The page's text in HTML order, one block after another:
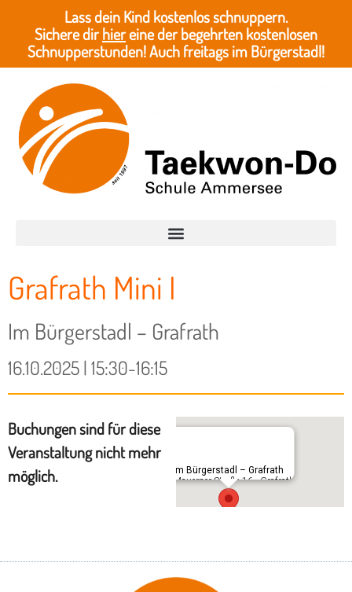
Lass dein Kind kostenlos schnuppern.
Sichere dirhiereine der begehrten kostenlosen
Schnupperstunden! Auch freitags im Bürgerstadl!
Grafrath Mini I
Im Bürgerstadl – Grafrath
16.10.2025 | 15:30-16:15
Buchungen sind für diese
Veranstaltung nicht mehr
möglich.
Im Bürgerstadl – Grafrath
Mauerner Straße 16 - Grafrath